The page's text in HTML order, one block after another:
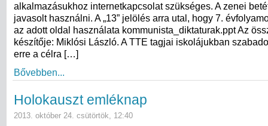
alkalmazásukhoz internetkapcsolat szükséges. A zenei
javasolt használni. A „13” jelölés arra utal, hogy 7.
az adott oldal használata kommunista_diktaturak.ppt Az
készítője: Miklósi László. A TTE tagjai iskolájukban
erre a célra […]
Bővebben...
Holokauszt emléknap
2013. október 24. csütörtök, 12:40